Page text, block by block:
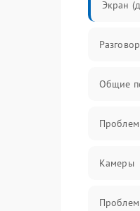
Экран
Общие
Камеры